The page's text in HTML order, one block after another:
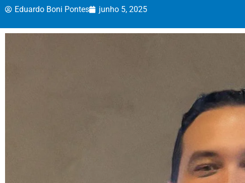
Eduardo Boni Pontes junho 5, 2025